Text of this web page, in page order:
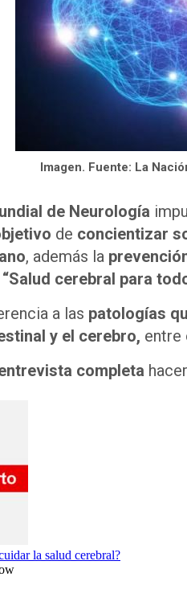
Imagen. Fuente: La
de Neurología
de concientizar
, además la
“Salud cerebral para
a las patologías
y el cerebro, entre
completa hacer